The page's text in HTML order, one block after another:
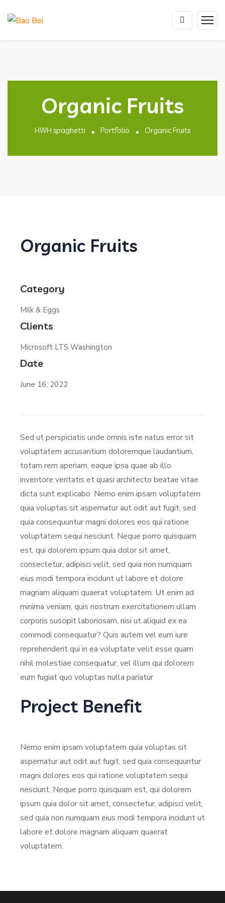
Organic Fruits
HWH spaghetti Portfolio Organic Fruits
Organic Fruits
Category
Milk & Eggs
Clients
Microsoft LTS Washington
Date
June 16, 2022
Sed ut perspiciatis unde omnis iste natus error sit
voluptatem accusantium doloremque laudantium,
totam rem aperiam, eaque ipsa quae ab illo
inventore veritatis et quasi architecto beatae vitae
dicta sunt explicabo. Nemo enim ipsam voluptatem
quia voluptas sit aspernatur aut odit aut fugit, sed
quia consequuntur magni dolores eos qui ratione
voluptatem sequi nesciunt. Neque porro quisquam
est, qui dolorem ipsum quia dolor sit amet,
consectetur, adipisci velit, sed quia non numquam
eius modi tempora incidunt ut labore et dolore
magnam aliquam quaerat voluptatem. Ut enim ad
minima veniam, quis nostrum exercitationem ullam
corporis suscipit laboriosam, nisi ut aliquid ex ea
commodi consequatur? Quis autem vel eum iure
reprehenderit qui in ea voluptate velit esse quam
nihil molestiae consequatur, vel illum qui dolorem
eum fugiat quo voluptas nulla pariatur
Project Benefit
Nemo enim ipsam voluptatem quia voluptas sit
aspernatur aut odit aut fugit, sed quia consequuntur
magni dolores eos qui ratione voluptatem sequi
nesciunt. Neque porro quisquam est, qui dolorem
ipsum quia dolor sit amet, consectetur, adipisci velit,
sed quia non numquam eius modi tempora incidunt ut
labore et dolore magnam aliquam quaerat
voluptatem.